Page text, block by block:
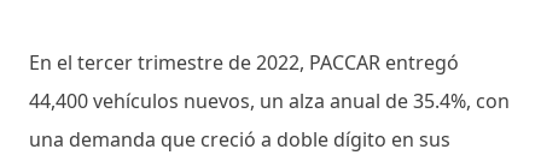
En el tercer trimestre de 2022, PACCAR entregó
44,400 vehículos nuevos, un alza anual de 35.4%, con
una demanda que creció a doble dígito en sus